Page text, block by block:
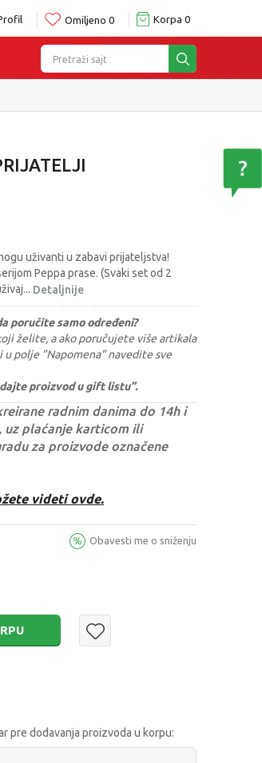
Omiljeno 0 Korpa 0
Pretraži sajt
uživanti u zabavi prijateljstva!
Peppa prase. (Svaki set od 2
... Detaljnije
poručite samo određeni?
želite, a ako poručujete više artikala
polje "Napomena" navedite sve
proizvod u gift listu”.
radnim danima do 14h i
uz plaćanje karticom ili
za proizvode označene
videti ovde.
Obavesti me o sniženju
pre dodavanja proizvoda u korpu: